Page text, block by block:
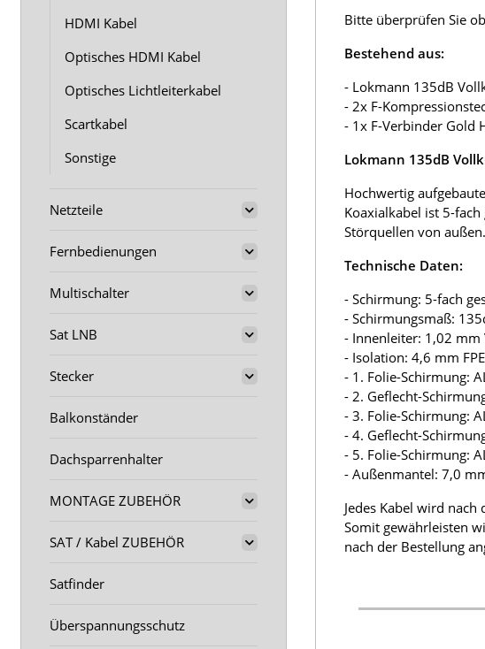
Bitte überprüfen Sie
Bestehend aus:
- Lokmann 135dB
- 2x F-
- 1x F-Verbinder Gold
Lokmann 135dB
Hochwertig
Koaxialkabel ist 5-
Störquellen von
Technische Daten:
- Schirmung: 5-fach
- Schirmungsmaß:
- Innenleiter: 1,02 mm
- Isolation: 4,6 mm FPE
- 1. Folie-Schirmung:
- 2. Geflecht-
- 3. Folie-Schirmung:
- 4. Geflecht-
- 5. Folie-Schirmung:
- Außenmantel: 7,0
Jedes Kabel wird
Somit gewährleisten
nach der Bestellung
HDMI Kabel
Optisches HDMI Kabel
Optisches Lichtleiterkabel
Scartkabel
Sonstige
Netzteile
Fernbedienungen
Multischalter
Sat LNB
Stecker
Balkonständer
Dachsparrenhalter
MONTAGE ZUBEHÖR
SAT / Kabel ZUBEHÖR
Satfinder
Überspannungsschutz